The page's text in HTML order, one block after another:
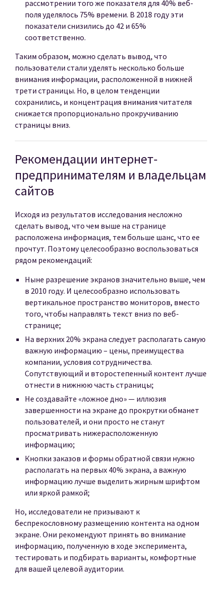
рассмотрении того же показателя для 40% веб-
поля уделялось 75% времени. В 2018 году эти
показатели снизились до 42 и 65%
соответственно.
Таким образом, можно сделать вывод, что
пользователи стали уделять несколько больше
внимания информации, расположенной в нижней
трети страницы. Но, в целом тенденции
сохранились, и концентрация внимания читателя
снижается пропорционально прокручиванию
страницы вниз.
Рекомендации интернет-
предпринимателям и владельцам
сайтов
Исходя из результатов исследования несложно
сделать вывод, что чем выше на странице
расположена информация, тем больше шанс, что ее
прочтут. Поэтому целесообразно воспользоваться
рядом рекомендаций:
Ныне разрешение экранов значительно выше, чем
в 2010 году. И целесообразно использовать
вертикальное пространство мониторов, вместо
того, чтобы направлять текст вниз по веб-
странице;
На верхних 20% экрана следует располагать самую
важную информацию – цены, преимущества
компании, условия сотрудничества.
Сопутствующий и второстепенный контент лучше
отнести в нижнюю часть страницы;
Не создавайте «ложное дно» — иллюзия
завершенности на экране до прокрутки обманет
пользователей, и они просто не станут
просматривать нижерасположенную
информацию;
Кнопки заказов и формы обратной связи нужно
располагать на первых 40% экрана, а важную
информацию лучше выделить жирным шрифтом
или яркой рамкой;
Но, исследователи не призывают к
беспрекословному размещению контента на одном
экране. Они рекомендуют принять во внимание
информацию, полученную в ходе эксперимента,
тестировать и подбирать варианты, комфортные
для вашей целевой аудитории.